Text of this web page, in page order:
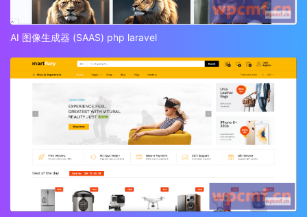
AI 图像生成器 (SAAS) php laravel